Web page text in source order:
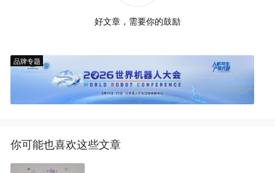
好文章，需要你的鼓励
品牌专题
你可能也喜欢这些文章